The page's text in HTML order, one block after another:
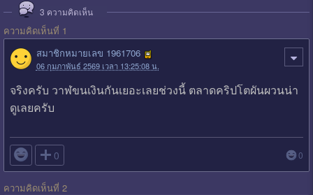
3 ความคิดเห็น
ความคิดเห็นที่ 1
สมาชิกหมายเลข 1961706
06 กุมภาพันธ์ 2569 เวลา 13:25:08 น.
จริงครับ วาฬขนเงินกันเยอะเลยช่วงนี้ ตลาดคริปโตผันผวนน่า
ดูเลยครับ
 0 0
ความคิดเห็นที่ 2